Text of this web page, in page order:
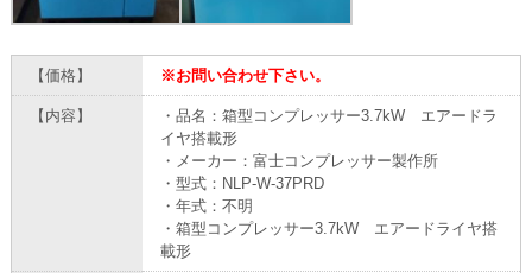
【価格】 ※お問い合わせ下さい。
【内容】
・品名：箱型コンプレッサー3.7kW エアードラ
イヤ搭載形
・メーカー：富士コンプレッサー製作所
・型式：NLP-W-37PRD
・年式：不明
・箱型コンプレッサー3.7kW エアードライヤ搭
載形